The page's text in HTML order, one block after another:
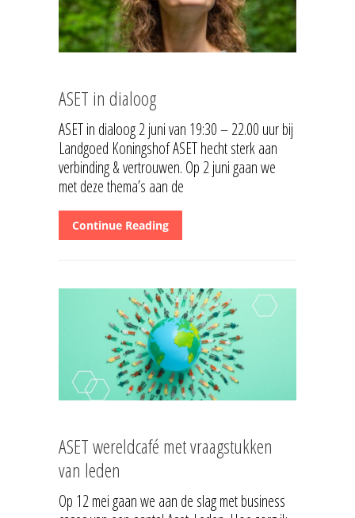
ASET in dialoog
ASET in dialoog 2 juni van 19:30 – 22.00 uur bij
Landgoed Koningshof ASET hecht sterk aan
verbinding & vertrouwen. Op 2 juni gaan we
met deze thema’s aan de
Continue Reading
ASET wereldcafé met vraagstukken
van leden
Op 12 mei gaan we aan de slag met business